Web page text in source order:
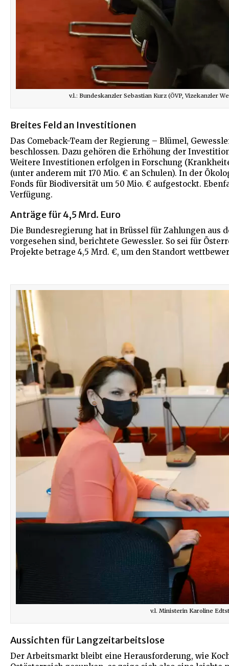
v.l.: Bundeskanzler Sebastian Kurz (ÖVP, Vizekanzler
Breites Feld an Investitionen
Das Comeback-Team der Regierung – Blümel,
beschlossen. Dazu gehören die Erhöhung der
Weitere Investitionen erfolgen in Forschung
(unter anderem mit 170 Mio. € an Schulen). In der
Fonds für Biodiversität um 50 Mio. € aufgestockt.
Verfügung.
Anträge für 4,5 Mrd. Euro
Die Bundesregierung hat in Brüssel für Zahlungen aus
vorgesehen sind, berichtete Gewessler. So sei für
Projekte betrage 4,5 Mrd. €, um den Standort
v.l. Ministerin Karoline
Aussichten für Langzeitarbeitslose
Der Arbeitsmarkt bleibt eine Herausforderung, wie